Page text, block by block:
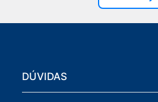
DÚVIDAS